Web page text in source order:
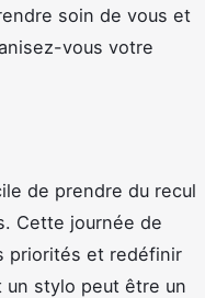
soin de vous et
vous votre
de prendre du recul
Cette journée de
priorités et redéfinir
stylo peut être un